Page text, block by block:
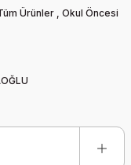
Ürünler , Okul Öncesi